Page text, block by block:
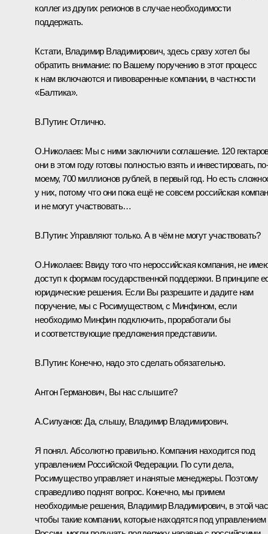
коллег из других регионов в случае необходимости
поддержать.
Кстати, Владимир Владимирович, здесь сразу хотел бы
обратить внимание: по Вашему поручению в этот процесс
к нам включаются и пивоваренные компании, в частности
«Балтика».
В.Путин: Отлично.
О.Николаев: Мы с ними заключили соглашение. 120
они в этом году готовы полностью взять и инвестировать, по-
моему, 700 миллионов рублей, в первый год. Но есть
у них, потому что они пока ещё не совсем российская
и не могут участвовать…
В.Путин: Управляют только. А в чём не могут участвовать?
О.Николаев: Ввиду того что нероссийская компания, не
доступ к формам государственной поддержки. В принципе
юридические решения. Если Вы разрешите и дадите нам
поручение, мы с Росимуществом, с Минфином, если
необходимо Минфин подключить, проработали бы
и соответствующие предложения представили.
В.Путин: Конечно, надо это сделать обязательно.
Антон Германович, Вы нас слышите?
А.Силуанов: Да, слышу, Владимир Владимирович.
Я понял. Абсолютно правильно. Компания находится под
управлением Российской Федерации. По сути дела,
Росимущество управляет и нанятые менеджеры. Поэтому
справедливо поднят вопрос. Конечно, мы примем
необходимые решения, Владимир Владимирович, в этой
чтобы такие компании, которые находятся под управлением